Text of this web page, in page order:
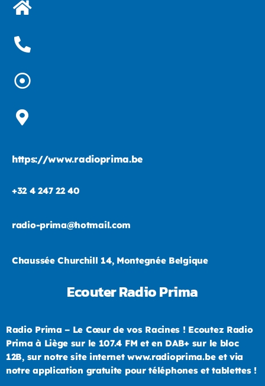
https://www.radioprima.be
+32 4 247 22 40
radio-prima@hotmail.com
Chaussée Churchill 14, Montegnée Belgique
Ecouter Radio Prima
Radio Prima – Le Cœur de vos Racines ! Ecoutez Radio
Prima à Liège sur le 107.4 FM et en DAB+ sur le bloc
12B, sur notre site internet www.radioprima.be et via
notre application gratuite pour téléphones et tablettes !